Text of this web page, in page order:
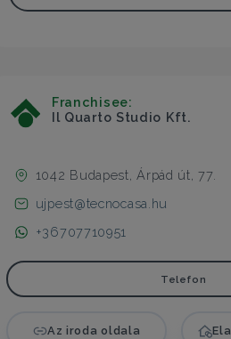
Franchisee:
Il Quarto Studio Kft.
1042 Budapest, Árpád út, 77.
ujpest@tecnocasa.hu
+36707710951
Telefon
Az iroda oldala